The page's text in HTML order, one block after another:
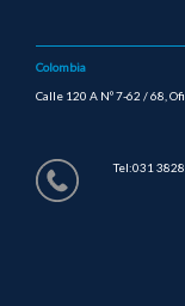
Colombia
Calle 120 A Nº 7-62 / 68,
Tel:031